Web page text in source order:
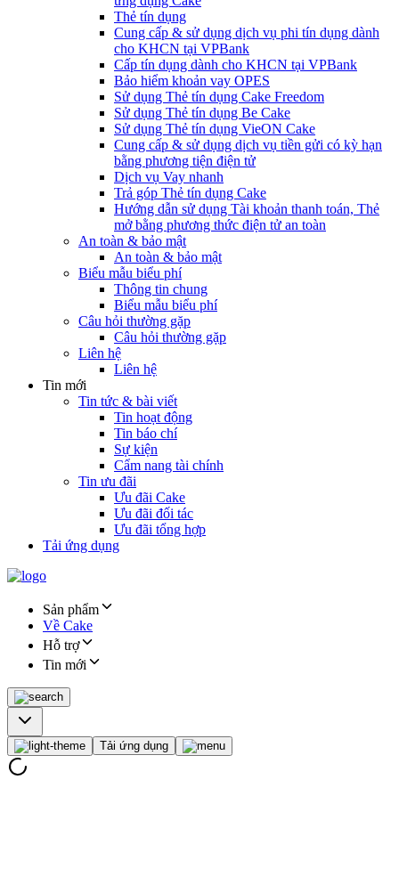
Thẻ tín dụng
Cung cấp & sử dụng dịch vụ phi tín dụng dành
cho KHCN tại VPBank
Cấp tín dụng dành cho KHCN tại VPBank
Bảo hiểm khoản vay OPES
Sử dụng Thẻ tín dụng Cake Freedom
Sử dụng Thẻ tín dụng Be Cake
Sử dụng Thẻ tín dụng VieON Cake
Cung cấp & sử dụng dịch vụ tiền gửi có kỳ hạn
bằng phương tiện điện tử
Dịch vụ Vay nhanh
Trả góp Thẻ tín dụng Cake
Hướng dẫn sử dụng Tài khoản thanh toán, Thẻ
mở bằng phương thức điện tử an toàn
An toàn & bảo mật
An toàn & bảo mật
Biểu mẫu biểu phí
Thông tin chung
Biểu mẫu biểu phí
Câu hỏi thường gặp
Câu hỏi thường gặp
Liên hệ
Liên hệ
Tin mới
Tin tức & bài viết
Tin hoạt động
Tin báo chí
Sự kiện
Cẩm nang tài chính
Tin ưu đãi
Ưu đãi Cake
Ưu đãi đối tác
Ưu đãi tổng hợp
Tải ứng dụng
Sản phẩm
Về Cake
Hỗ trợ
Tin mới
Tải ứng dụng